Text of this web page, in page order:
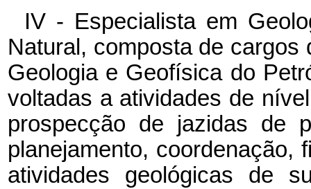
IV - Especialista em
Natural, composta de
Geologia e Geofísica do
voltadas a atividades de
prospecção de jazidas de
planejamento, coordenação,
atividades geológicas de